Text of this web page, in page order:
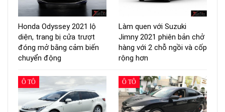
Honda Odyssey 2021 lộ
diện, trang bị cửa trượt
đóng mở bằng cảm biến
chuyển động
Làm quen với Suzuki
Jimny 2021 phiên bản chở
hàng với 2 chỗ ngồi và cốp
rộng hơn
Ô TÔ Ô TÔ